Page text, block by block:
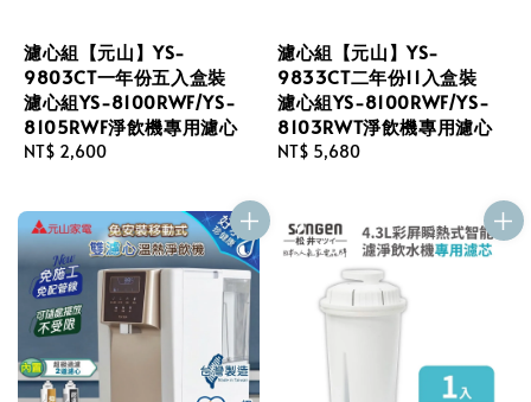
濾心組【元山】YS-
9803CT一年份五入盒裝
濾心組YS-8100RWF/YS-
8105RWF淨飲機專用濾心
Regular
NT$ 2,600
濾心組【元山】YS-
9833CT二年份11入盒裝
濾心組YS-8100RWF/YS-
8103RWT淨飲機專用濾心
Regular
NT$ 5,680